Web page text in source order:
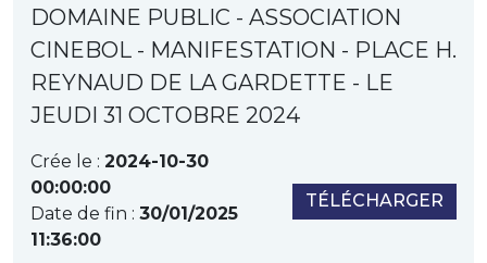
DOMAINE PUBLIC - ASSOCIATION
CINEBOL - MANIFESTATION - PLACE H.
REYNAUD DE LA GARDETTE - LE
JEUDI 31 OCTOBRE 2024
Crée le : 2024-10-30
00:00:00
Date de fin : 30/01/2025
11:36:00
TÉLÉCHARGER